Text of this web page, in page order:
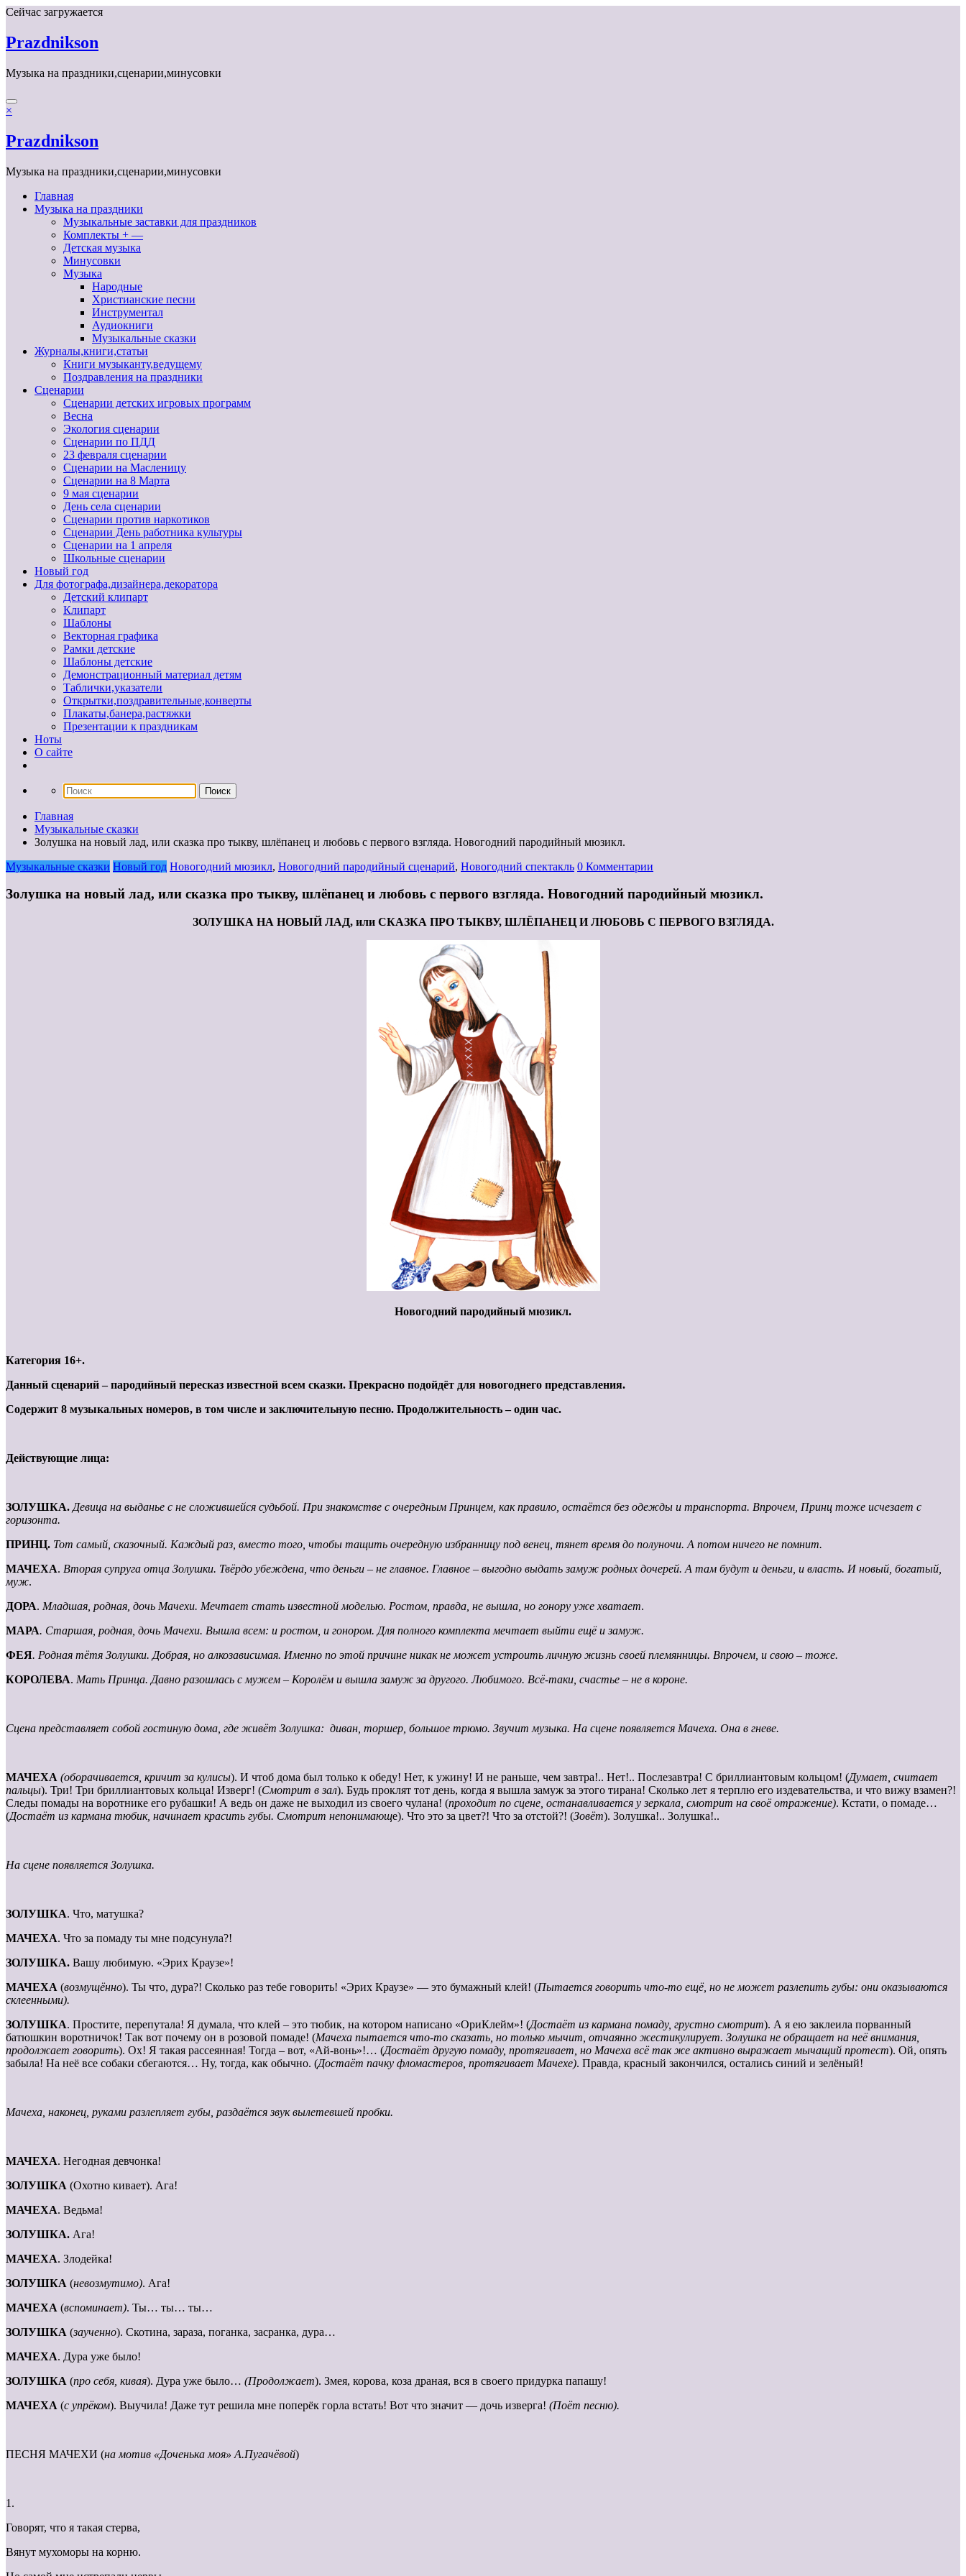
Перейти
содержимому
Сейчас загружается
Prazdnikson
Музыка на праздники,сценарии,минусовки
×
Prazdnikson
Музыка на праздники,сценарии,минусовки
Главная
Музыка на праздники
Музыкальные заставки для праздников
Комплекты + —
Детская музыка
Минусовки
Музыка
Народные
Христианские песни
Инструментал
Аудиокниги
Музыкальные сказки
Журналы,книги,статьи
Книги музыканту,ведущему
Поздравления на праздники
Сценарии
Сценарии детских игровых программ
Весна
Экология сценарии
Сценарии по ПДД
23 февраля сценарии
Сценарии на Масленицу
Сценарии на 8 Марта
9 мая сценарии
День села сценарии
Сценарии против наркотиков
Сценарии День работника культуры
Сценарии на 1 апреля
Школьные сценарии
Новый год
Для фотографа,дизайнера,декоратора
Детский клипарт
Клипарт
Шаблоны
Векторная графика
Рамки детские
Шаблоны детские
Демонстрационный материал детям
Таблички,указатели
Открытки,поздравительные,конверты
Плакаты,банера,растяжки
Презентации к праздникам
Ноты
О сайте
Главная
Музыкальные сказки
Золушка на новый лад, или сказка про тыкву, шлёпанец и любовь с первого взгляда. Новогодний пародийный мюзикл.
Музыкальные сказки Новый год Новогодний мюзикл, Новогодний пародийный сценарий, Новогодний спектакль 0 Комментарии
Золушка на новый лад, или сказка про тыкву, шлёпанец и любовь с первого взгляда. Новогодний пародийный мюзикл.
ЗОЛУШКА НА НОВЫЙ ЛАД, или СКАЗКА ПРО ТЫКВУ, ШЛЁПАНЕЦ И ЛЮБОВЬ С ПЕРВОГО ВЗГЛЯДА.
Новогодний пародийный мюзикл.
Категория 16+.
Данный сценарий – пародийный пересказ известной всем сказки. Прекрасно подойдёт для новогоднего представления.
Содержит 8 музыкальных номеров, в том числе и заключительную песню. Продолжительность – один час.
Действующие лица:
ЗОЛУШКА. Девица на выданье с не сложившейся судьбой. При знакомстве с очередным Принцем, как правило, остаётся без одежды и транспорта. Впрочем, Принц тоже исчезает с
горизонта.
ПРИНЦ. Тот самый, сказочный. Каждый раз, вместо того, чтобы тащить очередную избранницу под венец, тянет время до полуночи. А потом ничего не помнит.
МАЧЕХА. Вторая супруга отца Золушки. Твёрдо убеждена, что деньги – не главное. Главное – выгодно выдать замуж родных дочерей. А там будут и деньги, и власть. И новый, богатый,
муж.
ДОРА. Младшая, родная, дочь Мачехи. Мечтает стать известной моделью. Ростом, правда, не вышла, но гонору уже хватает.
МАРА. Старшая, родная, дочь Мачехи. Вышла всем: и ростом, и гонором. Для полного комплекта мечтает выйти ещё и замуж.
ФЕЯ. Родная тётя Золушки. Добрая, но алкозависимая. Именно по этой причине никак не может устроить личную жизнь своей племянницы. Впрочем, и свою – тоже.
КОРОЛЕВА. Мать Принца. Давно разошлась с мужем – Королём и вышла замуж за другого. Любимого. Всё-таки, счастье – не в короне.
Сцена представляет собой гостиную дома, где живёт Золушка: диван, торшер, большое трюмо. Звучит музыка. На сцене появляется Мачеха. Она в гневе.
МАЧЕХА (оборачивается, кричит за кулисы). И чтоб дома был только к обеду! Нет, к ужину! И не раньше, чем завтра!.. Нет!.. Послезавтра! С бриллиантовым кольцом! (Думает, считает
пальцы). Три! Три бриллиантовых кольца! Изверг! (Смотрит в зал). Будь проклят тот день, когда я вышла замуж за этого тирана! Сколько лет я терплю его издевательства, и что вижу взамен?!
Следы помады на воротнике его рубашки! А ведь он даже не выходил из своего чулана! (проходит по сцене, останавливается у зеркала, смотрит на своё отражение). Кстати, о помаде…
(Достаёт из кармана тюбик, начинает красить губы. Смотрит непонимающе). Что это за цвет?! Что за отстой?! (Зовёт). Золушка!.. Золушка!..
На сцене появляется Золушка.
ЗОЛУШКА. Что, матушка?
МАЧЕХА. Что за помаду ты мне подсунула?!
ЗОЛУШКА. Вашу любимую. «Эрих Краузе»!
МАЧЕХА (возмущённо). Ты что, дура?! Сколько раз тебе говорить! «Эрих Краузе» — это бумажный клей! (Пытается говорить что-то ещё, но не может разлепить губы: они оказываются
склеенными).
ЗОЛУШКА. Простите, перепутала! Я думала, что клей – это тюбик, на котором написано «ОриКлейм»! (Достаёт из кармана помаду, грустно смотрит). А я ею заклеила порванный
батюшкин воротничок! Так вот почему он в розовой помаде! (Мачеха пытается что-то сказать, но только мычит, отчаянно жестикулирует. Золушка не обращает на неё внимания,
продолжает говорить). Ох! Я такая рассеянная! Тогда – вот, «Ай-вонь»!… (Достаёт другую помаду, протягивает, но Мачеха всё так же активно выражает мычащий протест). Ой, опять
забыла! На неё все собаки сбегаются… Ну, тогда, как обычно. (Достаёт пачку фломастеров, протягивает Мачехе). Правда, красный закончился, остались синий и зелёный!
Мачеха, наконец, руками разлепляет губы, раздаётся звук вылетевшей пробки.
МАЧЕХА. Негодная девчонка!
ЗОЛУШКА (Охотно кивает). Ага!
МАЧЕХА. Ведьма!
ЗОЛУШКА. Ага!
МАЧЕХА. Злодейка!
ЗОЛУШКА (невозмутимо). Ага!
МАЧЕХА (вспоминает). Ты… ты… ты…
ЗОЛУШКА (заученно). Скотина, зараза, поганка, засранка, дура…
МАЧЕХА. Дура уже было!
ЗОЛУШКА (про себя, кивая). Дура уже было… (Продолжает). Змея, корова, коза драная, вся в своего придурка папашу!
МАЧЕХА (с упрёком). Выучила! Даже тут решила мне поперёк горла встать! Вот что значит — дочь изверга! (Поёт песню).
ПЕСНЯ МАЧЕХИ (на мотив «Доченька моя» А.Пугачёвой)
1.
Говорят, что я такая стерва,
Вянут мухоморы на корню.